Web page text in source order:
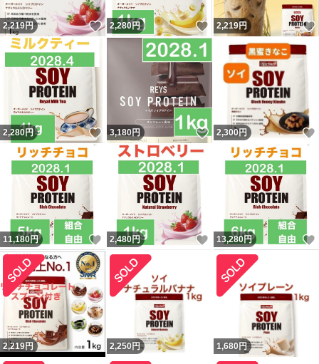
2,219円 いいね！
2,280円 いいね！
2,219円
2,280円 いいね！
3,180円 いいね！
2,300円
11,180円 いいね！
2,480円 いいね！
13,280円
2,219円 2,250 円 1,680 円